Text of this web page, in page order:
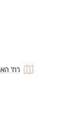
רח' הארבעה 28, קומה 20,